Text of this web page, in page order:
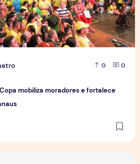
0 0
mobiliza moradores e fortalece